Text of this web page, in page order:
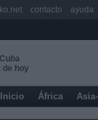
de hoy
Inicio África
contacto ayuda